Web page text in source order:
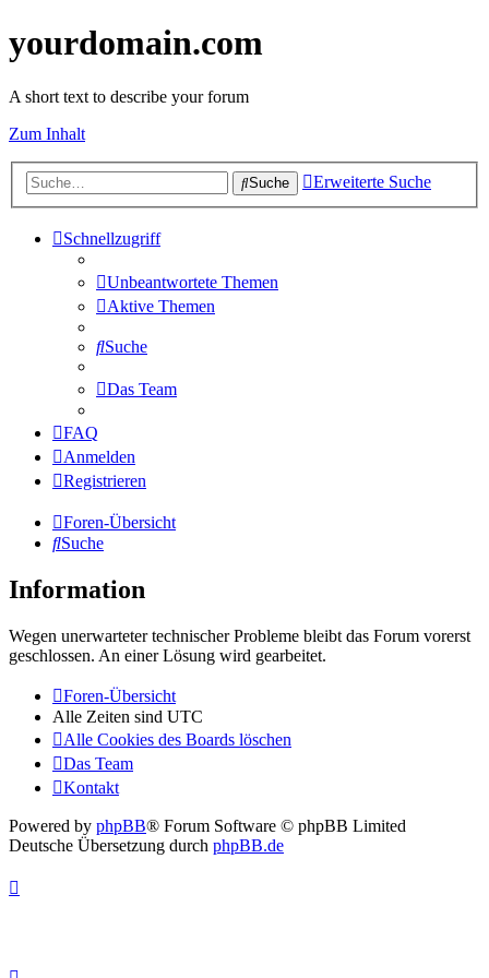
yourdomain.com
A short text to describe your forum
Zum Inhalt
Suche Erweiterte Suche
Schnellzugriff
Unbeantwortete Themen
Aktive Themen
Suche
Das Team
FAQ
Anmelden
Registrieren
Foren-Übersicht
Suche
Information
Wegen unerwarteter technischer Probleme bleibt das Forum vorerst
geschlossen. An einer Lösung wird gearbeitet.
Foren-Übersicht
Alle Zeiten sind UTC
Alle Cookies des Boards löschen
Das Team
Kontakt
Powered by phpBB® Forum Software © phpBB Limited
Deutsche Übersetzung durch phpBB.de